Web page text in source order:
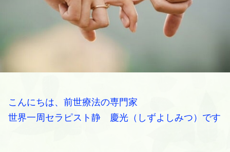
こんにちは、前世療法の専門家
世界一周セラピスト静 慶光（しずよしみつ）です